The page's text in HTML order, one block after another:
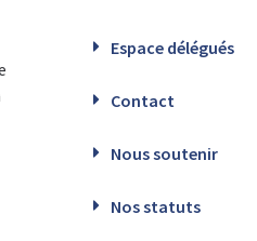
Espace délégués
Contact
Nous soutenir
Nos statuts